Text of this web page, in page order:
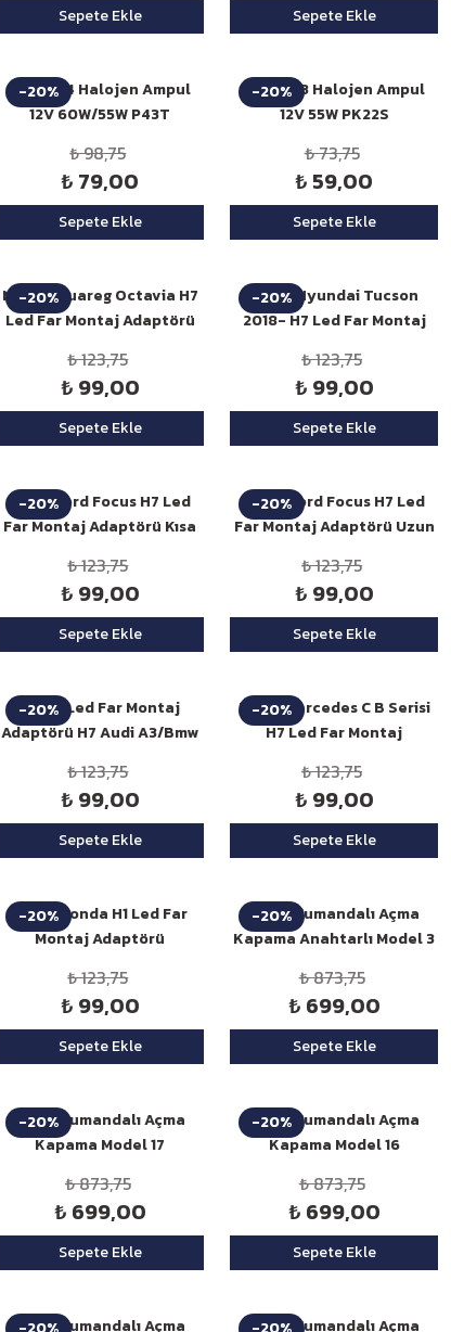
Sepete Ekle Sepete Ekle
-20%
Niken H4 Halojen Ampul
12V 60W/55W P43T
₺ 98,75
₺ 79,00
Sepete Ekle
-20%
Niken H3 Halojen Ampul
12V 55W PK22S
₺ 73,75
₺ 59,00
Sepete Ekle
-20%
Niken Touareg Octavia H7
Led Far Montaj Adaptörü
₺ 123,75
₺ 99,00
Sepete Ekle
-20%
Niken Hyundai Tucson
2018- H7 Led Far Montaj
₺ 123,75
₺ 99,00
Sepete Ekle
-20%
Niken Ford Focus H7 Led
Far Montaj Adaptörü Kısa
₺ 123,75
₺ 99,00
Sepete Ekle
-20%
Niken Ford Focus H7 Led
Far Montaj Adaptörü Uzun
₺ 123,75
₺ 99,00
Sepete Ekle
-20%
Niken Led Far Montaj
Adaptörü H7 Audi A3/Bmw
₺ 123,75
₺ 99,00
Sepete Ekle
-20%
Niken Mercedes C B Serisi
H7 Led Far Montaj
₺ 123,75
₺ 99,00
Sepete Ekle
-20%
Niken Honda H1 Led Far
Montaj Adaptörü
₺ 123,75
₺ 99,00
Sepete Ekle
-20%
Niken Kumandalı Açma
Kapama Anahtarlı Model 3
₺ 873,75
₺ 699,00
Sepete Ekle
-20%
Niken Kumandalı Açma
Kapama Model 17
₺ 873,75
₺ 699,00
Sepete Ekle
-20%
Niken Kumandalı Açma
Kapama Model 16
₺ 873,75
₺ 699,00
Sepete Ekle
Niken Kumandalı Açma
Niken Kumandalı Açma